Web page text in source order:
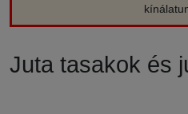
Juta tasakok és